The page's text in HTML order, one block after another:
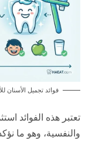
فوائد تجميل الأسنان
تعتبر هذه الفوائد
والنفسية، وهو ما